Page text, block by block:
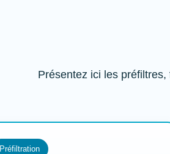
Présentez ici les
Préfiltration